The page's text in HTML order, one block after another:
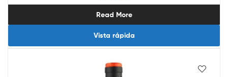
Read More
Vista rápida